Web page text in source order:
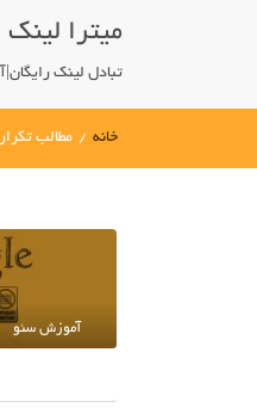
میترا لینک
تبادل لینک
خانه / مطالب
آموزش سئو